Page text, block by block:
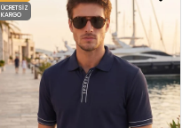
ÜCRETSIZ
KARGO